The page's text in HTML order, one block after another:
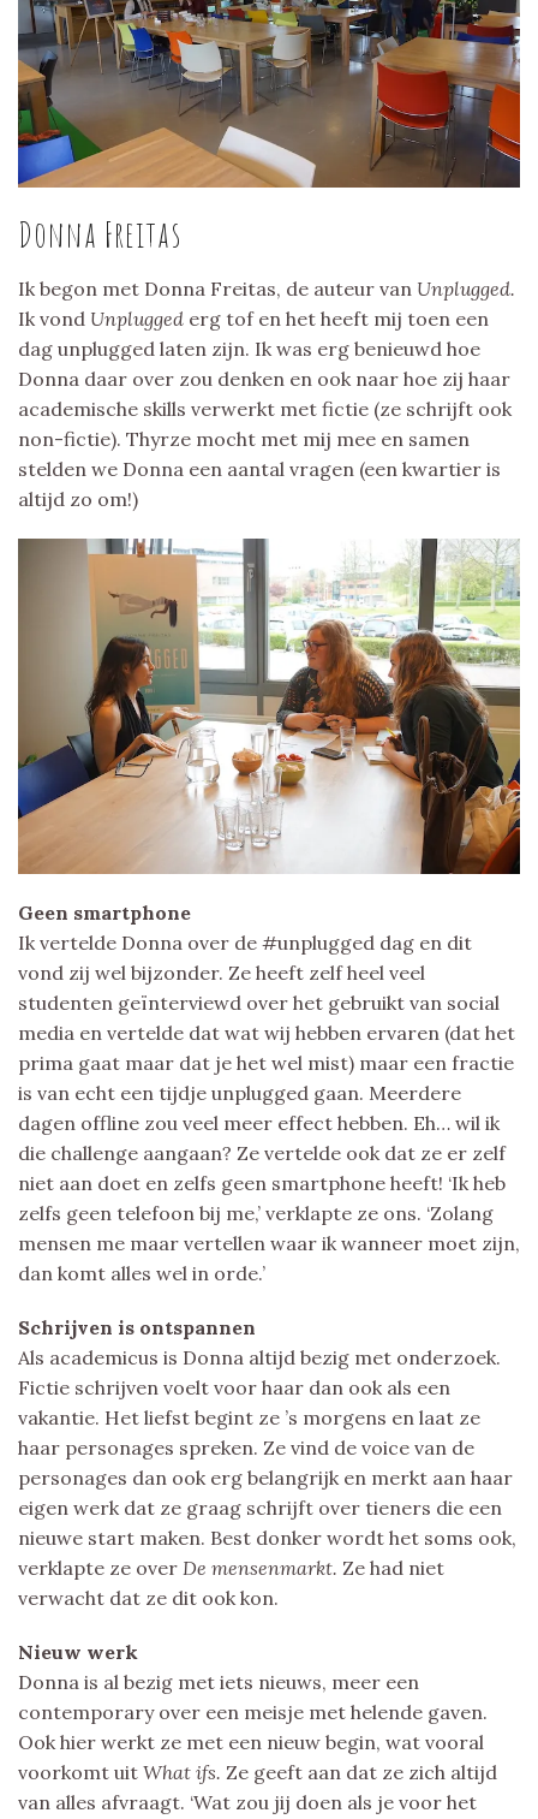
Donna Freitas
Ik begon met Donna Freitas, de auteur van Unplugged.
Ik vond Unplugged erg tof en het heeft mij toen een
dag unplugged laten zijn. Ik was erg benieuwd hoe
Donna daar over zou denken en ook naar hoe zij haar
academische skills verwerkt met fictie (ze schrijft ook
non-fictie). Thyrze mocht met mij mee en samen
stelden we Donna een aantal vragen (een kwartier is
altijd zo om!)
Geen smartphone
Ik vertelde Donna over de #unplugged dag en dit
vond zij wel bijzonder. Ze heeft zelf heel veel
studenten geïnterviewd over het gebruikt van social
media en vertelde dat wat wij hebben ervaren (dat het
prima gaat maar dat je het wel mist) maar een fractie
is van echt een tijdje unplugged gaan. Meerdere
dagen offline zou veel meer effect hebben. Eh… wil ik
die challenge aangaan? Ze vertelde ook dat ze er zelf
niet aan doet en zelfs geen smartphone heeft! ‘Ik heb
zelfs geen telefoon bij me,’ verklapte ze ons. ‘Zolang
mensen me maar vertellen waar ik wanneer moet zijn,
dan komt alles wel in orde.’
Schrijven is ontspannen
Als academicus is Donna altijd bezig met onderzoek.
Fictie schrijven voelt voor haar dan ook als een
vakantie. Het liefst begint ze ’s morgens en laat ze
haar personages spreken. Ze vind de voice van de
personages dan ook erg belangrijk en merkt aan haar
eigen werk dat ze graag schrijft over tieners die een
nieuwe start maken. Best donker wordt het soms ook,
verklapte ze over De mensenmarkt. Ze had niet
verwacht dat ze dit ook kon.
Nieuw werk
Donna is al bezig met iets nieuws, meer een
contemporary over een meisje met helende gaven.
Ook hier werkt ze met een nieuw begin, wat vooral
voorkomt uit What ifs. Ze geeft aan dat ze zich altijd
van alles afvraagt. ‘Wat zou jij doen als je voor het